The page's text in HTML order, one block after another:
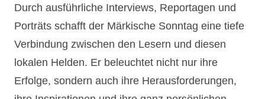
Durch ausführliche Interviews, Reportagen und
Porträts schafft der Märkische Sonntag eine tiefe
Verbindung zwischen den Lesern und diesen
lokalen Helden. Er beleuchtet nicht nur ihre
Erfolge, sondern auch ihre Herausforderungen,